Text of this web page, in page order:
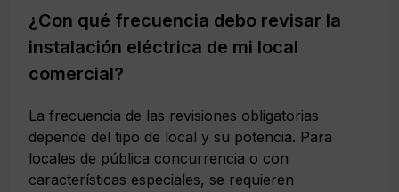
¿Con qué frecuencia debo revisar la
instalación eléctrica de mi local
comercial?
La frecuencia de las revisiones obligatorias
depende del tipo de local y su potencia. Para
locales de pública concurrencia o con
características especiales, se requieren